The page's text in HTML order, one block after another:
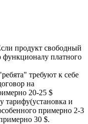
продукт свободный
функционалу платного
требуют к себе
на
20-25 $
тарифу(установка и
примерно 2-3
30 $.